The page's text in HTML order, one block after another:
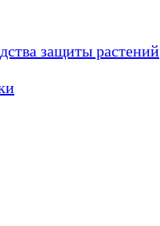
защиты растений